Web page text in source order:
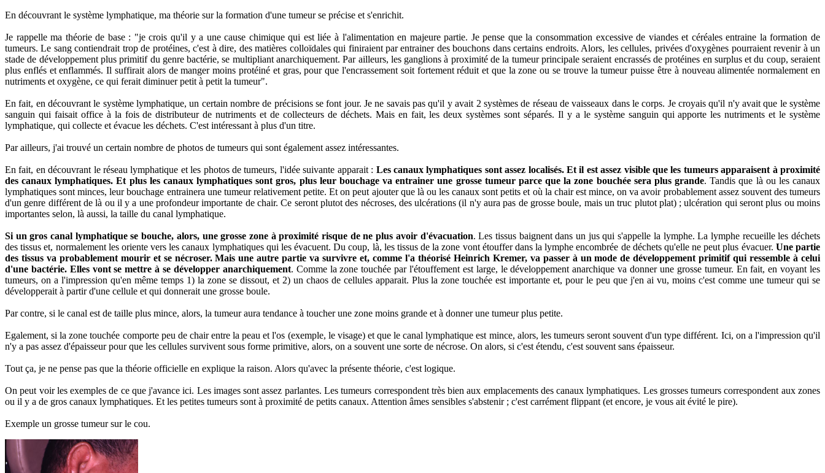
En découvrant le système lymphatique, ma théorie sur la formation d'une tumeur se précise et s'enrichit.
Je rappelle ma théorie de base : "je crois qu'il y a une cause chimique qui est liée à l'alimentation en majeure partie. Je pense que la consommation excessive de viandes et céréales entraine la formation de
tumeurs. Le sang contiendrait trop de protéines, c'est à dire, des matières colloïdales qui finiraient par entrainer des bouchons dans certains endroits. Alors, les cellules, privées d'oxygènes pourraient revenir à un
stade de développement plus primitif du genre bactérie, se multipliant anarchiquement. Par ailleurs, les ganglions à proximité de la tumeur principale seraient encrassés de protéines en surplus et du coup, seraient
plus enflés et enflammés. Il suffirait alors de manger moins protéiné et gras, pour que l'encrassement soit fortement réduit et que la zone ou se trouve la tumeur puisse être à nouveau alimentée normalement en
nutriments et oxygène, ce qui ferait diminuer petit à petit la tumeur".
En fait, en découvrant le système lymphatique, un certain nombre de précisions se font jour. Je ne savais pas qu'il y avait 2 systèmes de réseau de vaisseaux dans le corps. Je croyais qu'il n'y avait que le système
sanguin qui faisait office à la fois de distributeur de nutriments et de collecteurs de déchets. Mais en fait, les deux systèmes sont séparés. Il y a le système sanguin qui apporte les nutriments et le système
lymphatique, qui collecte et évacue les déchets. C'est intéressant à plus d'un titre.
Par ailleurs, j'ai trouvé un certain nombre de photos de tumeurs qui sont également assez intéressantes.
En fait, en découvrant le réseau lymphatique et les photos de tumeurs, l'idée suivante apparait : Les canaux lymphatiques sont assez localisés. Et il est assez visible que les tumeurs apparaisent à proximité
des canaux lymphatiques. Et plus les canaux lymphatiques sont gros, plus leur bouchage va entrainer une grosse tumeur parce que la zone bouchée sera plus grande. Tandis que là ou les canaux
lymphatiques sont minces, leur bouchage entrainera une tumeur relativement petite. Et on peut ajouter que là ou les canaux sont petits et où la chair est mince, on va avoir probablement assez souvent des tumeurs
d'un genre différent de là ou il y a une profondeur importante de chair. Ce seront plutot des nécroses, des ulcérations (il n'y aura pas de grosse boule, mais un truc plutot plat) ; ulcération qui seront plus ou moins
importantes selon, là aussi, la taille du canal lymphatique.
Si un gros canal lymphatique se bouche, alors, une grosse zone à proximité risque de ne plus avoir d'évacuation. Les tissus baignent dans un jus qui s'appelle la lymphe. La lymphe recueille les déchets
des tissus et, normalement les oriente vers les canaux lymphatiques qui les évacuent. Du coup, là, les tissus de la zone vont étouffer dans la lymphe encombrée de déchets qu'elle ne peut plus évacuer. Une partie
des tissus va probablement mourir et se nécroser. Mais une autre partie va survivre et, comme l'a théorisé Heinrich Kremer, va passer à un mode de développement primitif qui ressemble à celui
d'une bactérie. Elles vont se mettre à se développer anarchiquement. Comme la zone touchée par l'étouffement est large, le développement anarchique va donner une grosse tumeur. En fait, en voyant les
tumeurs, on a l'impression qu'en même temps 1) la zone se dissout, et 2) un chaos de cellules apparait. Plus la zone touchée est importante et, pour le peu que j'en ai vu, moins c'est comme une tumeur qui se
développerait à partir d'une cellule et qui donnerait une grosse boule.
Par contre, si le canal est de taille plus mince, alors, la tumeur aura tendance à toucher une zone moins grande et à donner une tumeur plus petite.
Egalement, si la zone touchée comporte peu de chair entre la peau et l'os (exemple, le visage) et que le canal lymphatique est mince, alors, les tumeurs seront souvent d'un type différent. Ici, on a l'impression qu'il
n'y a pas assez d'épaisseur pour que les cellules survivent sous forme primitive, alors, on a souvent une sorte de nécrose. On alors, si c'est étendu, c'est souvent sans épaisseur.
Tout ça, je ne pense pas que la théorie officielle en explique la raison. Alors qu'avec la présente théorie, c'est logique.
On peut voir les exemples de ce que j'avance ici. Les images sont assez parlantes. Les tumeurs correspondent très bien aux emplacements des canaux lymphatiques. Les grosses tumeurs correspondent aux zones
ou il y a de gros canaux lymphatiques. Et les petites tumeurs sont à proximité de petits canaux. Attention âmes sensibles s'abstenir ; c'est carrément flippant (et encore, je vous ait évité le pire).
Exemple un grosse tumeur sur le cou.